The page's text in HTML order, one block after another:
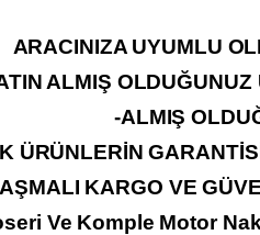
ARACINIZA UYUMLU
ALMIŞ
-ALMIŞ
ÜRÜNLERİN
KARGO VE
Ve Komple Motor